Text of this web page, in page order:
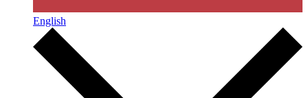
English